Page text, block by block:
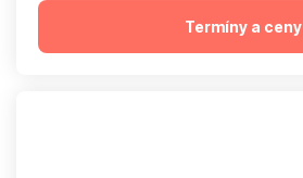
Termíny a ceny